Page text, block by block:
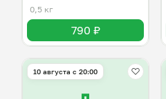
курицей
0,5 кг
790 ₽
10 августа с 20:00